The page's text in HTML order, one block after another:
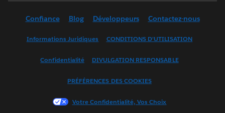
English (UK)
Français (Canada)
한국어
Confiance Blog Développeurs Contactez-nous
Informations Juridiques CONDITIONS D'UTILISATION
Confidentialité DIVULGATION RESPONSABLE
PRÉFÉRENCES DES COOKIES
Votre Confidentialité, Vos Choix